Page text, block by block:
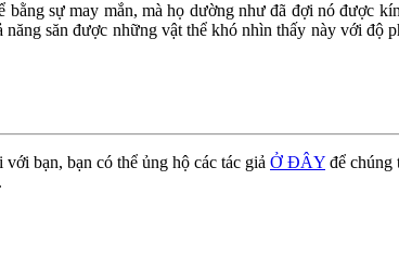
sự may mắn, mà họ dường như đã đợi nó được
săn được những vật thể khó nhìn thấy này với
bạn, bạn có thể ủng hộ các tác giả Ở ĐÂY để chúng